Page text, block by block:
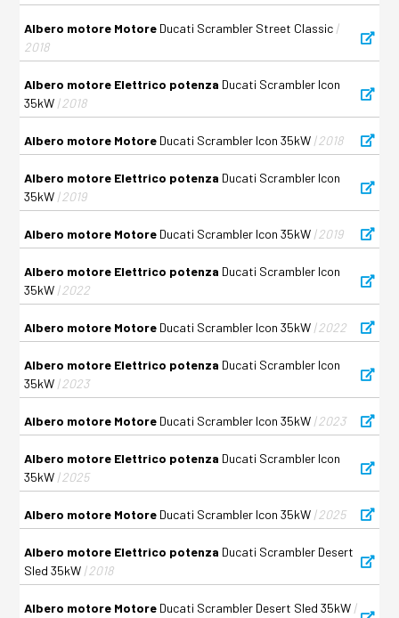
Albero motore Motore Ducati Scrambler Street Classic |
2018
Albero motore Elettrico potenza Ducati Scrambler Icon
35kW | 2018
Albero motore Motore Ducati Scrambler Icon 35kW | 2018
Albero motore Elettrico potenza Ducati Scrambler Icon
35kW | 2019
Albero motore Motore Ducati Scrambler Icon 35kW | 2019
Albero motore Elettrico potenza Ducati Scrambler Icon
35kW | 2022
Albero motore Motore Ducati Scrambler Icon 35kW | 2022
Albero motore Elettrico potenza Ducati Scrambler Icon
35kW | 2023
Albero motore Motore Ducati Scrambler Icon 35kW | 2023
Albero motore Elettrico potenza Ducati Scrambler Icon
35kW | 2025
Albero motore Motore Ducati Scrambler Icon 35kW | 2025
Albero motore Elettrico potenza Ducati Scrambler Desert
Sled 35kW | 2018
Albero motore Motore Ducati Scrambler Desert Sled 35kW |